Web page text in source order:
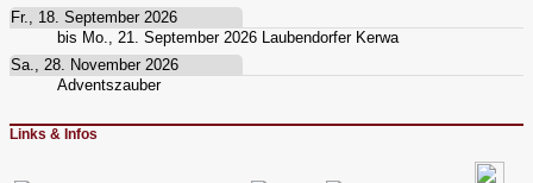
Fr., 18. September 2026
bis Mo., 21. September 2026
Laubendorfer Kerwa
Sa., 28. November 2026
Adventszauber
Links & Infos